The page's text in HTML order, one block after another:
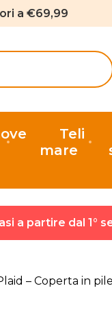
a €69,99
Teli
mare
a partire dal 1°
– Coperta in